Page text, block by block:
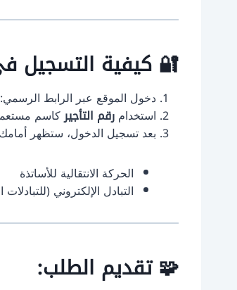
🔐 كيفية التسجيل
دخول الموقع عبر الرابط الرسمي:
استخدامرقم التأجيركاسم
بعد تسجيل الدخول، ستظهر
الحركة الانتقالية للأساتذة
التبادل الإلكتروني (للتبادلات
🧩 تقديم الطلب: